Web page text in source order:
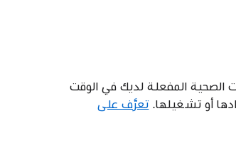
الصحية المفعلة لديك في الوقت
أو تشغيلها. تعرَّف على